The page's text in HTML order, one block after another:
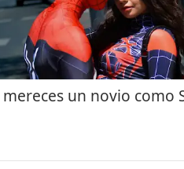
mereces un novio como